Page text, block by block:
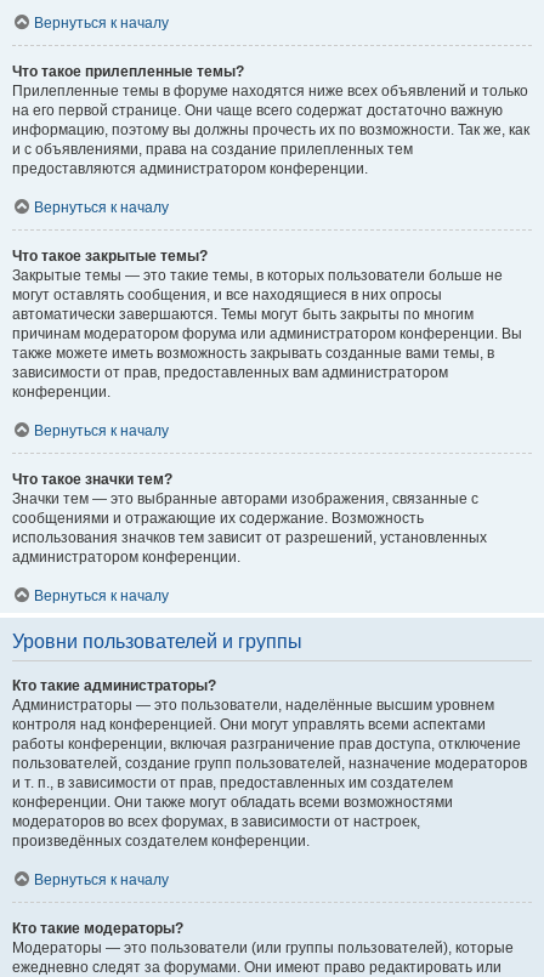
Вернуться к началу
Что такое прилепленные темы?
Прилепленные темы в форуме находятся ниже всех объявлений и только
на его первой странице. Они чаще всего содержат достаточно важную
информацию, поэтому вы должны прочесть их по возможности. Так же, как
и с объявлениями, права на создание прилепленных тем
предоставляются администратором конференции.
Вернуться к началу
Что такое закрытые темы?
Закрытые темы — это такие темы, в которых пользователи больше не
могут оставлять сообщения, и все находящиеся в них опросы
автоматически завершаются. Темы могут быть закрыты по многим
причинам модератором форума или администратором конференции. Вы
также можете иметь возможность закрывать созданные вами темы, в
зависимости от прав, предоставленных вам администратором
конференции.
Вернуться к началу
Что такое значки тем?
Значки тем — это выбранные авторами изображения, связанные с
сообщениями и отражающие их содержание. Возможность
использования значков тем зависит от разрешений, установленных
администратором конференции.
Вернуться к началу
Уровни пользователей и группы
Кто такие администраторы?
Администраторы — это пользователи, наделённые высшим уровнем
контроля над конференцией. Они могут управлять всеми аспектами
работы конференции, включая разграничение прав доступа, отключение
пользователей, создание групп пользователей, назначение модераторов
и т. п., в зависимости от прав, предоставленных им создателем
конференции. Они также могут обладать всеми возможностями
модераторов во всех форумах, в зависимости от настроек,
произведённых создателем конференции.
Вернуться к началу
Кто такие модераторы?
Модераторы — это пользователи (или группы пользователей), которые
ежедневно следят за форумами. Они имеют право редактировать или